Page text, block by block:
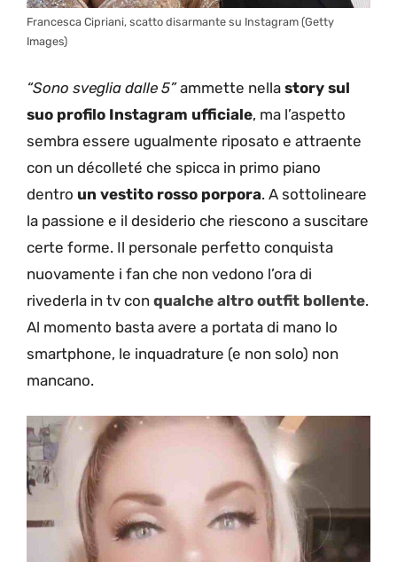
Francesca Cipriani, scatto disarmante su Instagram (Getty
Images)
“Sono sveglia dalle 5”ammette nella story sul
suo profilo Instagram ufficiale, ma l’aspetto
sembra essere ugualmente riposato e attraente
con un décolleté che spicca in primo piano
dentro un vestito rosso porpora. A sottolineare
la passione e il desiderio che riescono a suscitare
certe forme. Il personale perfetto conquista
nuovamente i fan che non vedono l’ora di
rivederla in tv con qualche altro outfit bollente.
Al momento basta avere a portata di mano lo
smartphone, le inquadrature (e non solo) non
mancano.